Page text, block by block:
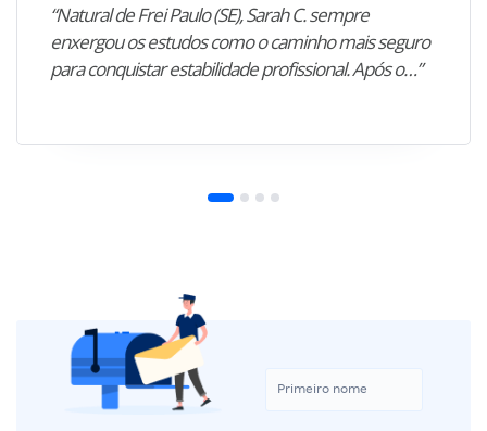
“Natural de Frei Paulo (SE), Sarah C. sempre
enxergou os estudos como o caminho mais seguro
para conquistar estabilidade profissional. Após o…”